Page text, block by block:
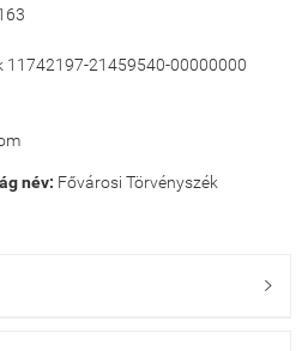
11742197-21459540-00000000
név: Fővárosi Törvényszék
